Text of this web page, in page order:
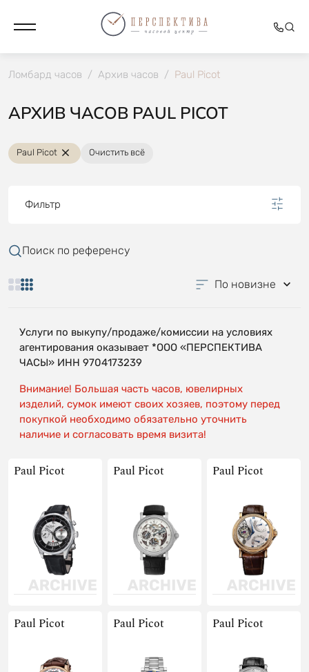
Ломбард часов / Архив часов / Paul Picot
АРХИВ ЧАСОВ PAUL PICOT
Paul Picot Очистить всё
Фильтр
Поиск по референсу
По новизне
Услуги по выкупу/продаже/комиссии на условиях
агентирования оказывает *ООО «ПЕРСПЕКТИВА
ЧАСЫ» ИНН 9704173239
Внимание! Большая часть часов, ювелирных
изделий, сумок имеют своих хозяев, поэтому перед
покупкой необходимо обязательно уточнить
наличие и согласовать время визита!
Paul Picot Paul Picot Paul Picot
Paul Picot Paul Picot Paul Picot